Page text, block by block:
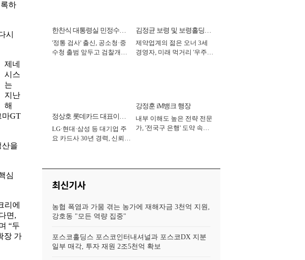
하
시
제네
시스
는
지난
해
마GT
산을
심
리에
면,
“두
장 가
한찬식 대통령실 민정수석
비서관
'정통 검사' 출신, 공소청·중
수청 출범 앞두고 검찰개혁
김정균 보령 및 보령홀딩스
대표이사 사장
제약업계의 젊은 오너 3세
경영자, 미래 먹거리 '우주와
정상호 롯데카드 대표이사
사장
LG·현대·삼성 등 대기업 주
요 카드사 30년 경력, 신뢰
강정훈 iM뱅크 행장
내부 이해도 높은 전략 전문
가, '전국구 은행' 도약 속도
최신기사
농협 폭염과 가뭄 겪는 농가에 재해자금 3천억 지원,
강호동 "모든 역량 집중"
포스코홀딩스 포스코인터내셔널과 포스코DX 지분
일부 매각, 투자 재원 2조5천억 확보